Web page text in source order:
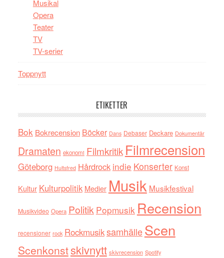
Musikal
Opera
Teater
TV
TV-serier
Toppnytt
ETIKETTER
Bok Bokrecension Böcker Dans Debaser Deckare Dokumentär
Dramaten ekonomi Filmkritik Filmrecension
Göteborg Hultsfred Hårdrock indie Konserter Konst
Kultur Kulturpolitik Medier Musik Musikfestival
Musikvideo Opera Politik Popmusik Recension
recensioner rock RockmusiksamhälleScen
Scenkonstskivnytt skivrecension Spotify